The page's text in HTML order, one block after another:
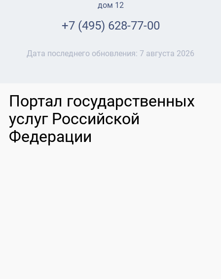
дом 12
+7 (495) 628-77-00
Дата последнего обновления: 7 августа 2026
Портал государственных
услуг Российской
Федерации